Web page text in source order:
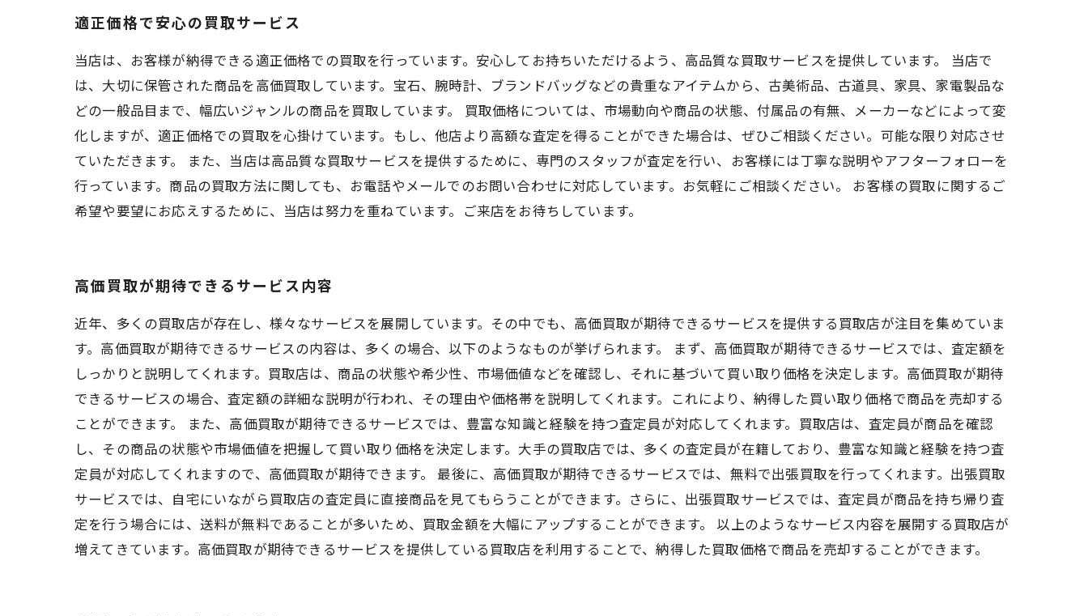
適正価格で安心の買取サービス
当店は、お客様が納得できる適正価格での買取を行っています。安心してお持ちいただけるよう、高品質な買取サービスを提供しています。 当店で
は、大切に保管された商品を高価買取しています。宝石、腕時計、ブランドバッグなどの貴重なアイテムから、古美術品、古道具、家具、家電製品な
どの一般品目まで、幅広いジャンルの商品を買取しています。 買取価格については、市場動向や商品の状態、付属品の有無、メーカーなどによって変
化しますが、適正価格での買取を心掛けています。もし、他店より高額な査定を得ることができた場合は、ぜひご相談ください。可能な限り対応させ
ていただきます。 また、当店は高品質な買取サービスを提供するために、専門のスタッフが査定を行い、お客様には丁寧な説明やアフターフォローを
行っています。商品の買取方法に関しても、お電話やメールでのお問い合わせに対応しています。お気軽にご相談ください。 お客様の買取に関するご
希望や要望にお応えするために、当店は努力を重ねています。ご来店をお待ちしています。
高価買取が期待できるサービス内容
近年、多くの買取店が存在し、様々なサービスを展開しています。その中でも、高価買取が期待できるサービスを提供する買取店が注目を集めていま
す。高価買取が期待できるサービスの内容は、多くの場合、以下のようなものが挙げられます。 まず、高価買取が期待できるサービスでは、査定額を
しっかりと説明してくれます。買取店は、商品の状態や希少性、市場価値などを確認し、それに基づいて買い取り価格を決定します。高価買取が期待
できるサービスの場合、査定額の詳細な説明が行われ、その理由や価格帯を説明してくれます。これにより、納得した買い取り価格で商品を売却する
ことができます。 また、高価買取が期待できるサービスでは、豊富な知識と経験を持つ査定員が対応してくれます。買取店は、査定員が商品を確認
し、その商品の状態や市場価値を把握して買い取り価格を決定します。大手の買取店では、多くの査定員が在籍しており、豊富な知識と経験を持つ査
定員が対応してくれますので、高価買取が期待できます。 最後に、高価買取が期待できるサービスでは、無料で出張買取を行ってくれます。出張買取
サービスでは、自宅にいながら買取店の査定員に直接商品を見てもらうことができます。さらに、出張買取サービスでは、査定員が商品を持ち帰り査
定を行う場合には、送料が無料であることが多いため、買取金額を大幅にアップすることができます。 以上のようなサービス内容を展開する買取店が
増えてきています。高価買取が期待できるサービスを提供している買取店を利用することで、納得した買取価格で商品を売却することができます。